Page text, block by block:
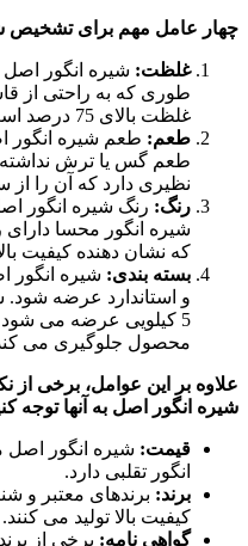
چهار عامل مهم برای تشخیص
غلظت: شیره انگور اصل
طوری که به راحتی از
غلظت بالای 75 درصد است.
طعم: طعم شیره انگور
طعم گس یا ترش
نظیری دارد که آن را از
رنگ: رنگ شیره انگور
شیره انگور محسا
که نشان دهنده کیفیت
بسته بندی: شیره انگور
5 کیلویی عرضه می شود
محصول جلوگیری می
علاوه بر این عوامل، برخی از
شیره انگور اصل به آنها توجه
قیمت: شیره انگور اصل
انگور تقلبی دارد.
برند: برندهای معتبر و
کیفیت بالا تولید می کنند.
گواهی نامه: برخی از